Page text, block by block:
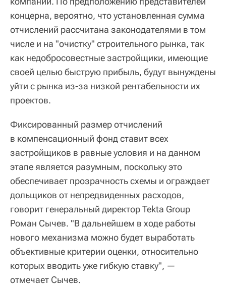
концерна, вероятно, что установленная сумма
отчислений рассчитана законодателями в том
числе и на "очистку" строительного рынка, так
как недобросовестные застройщики, имеющие
своей целью быструю прибыль, будут вынуждены
уйти с рынка из-за низкой рентабельности их
проектов.
Фиксированный размер отчислений
в компенсационный фонд ставит всех
застройщиков в равные условия и на данном
этапе является разумным, поскольку это
обеспечивает прозрачность схемы и ограждает
дольщиков от непредвиденных расходов,
говорит генеральный директор Tekta Group
Роман Сычев. "В дальнейшем в ходе работы
нового механизма можно будет выработать
объективные критерии оценки, относительно
которых вводить уже гибкую ставку", —
отмечает Сычев.